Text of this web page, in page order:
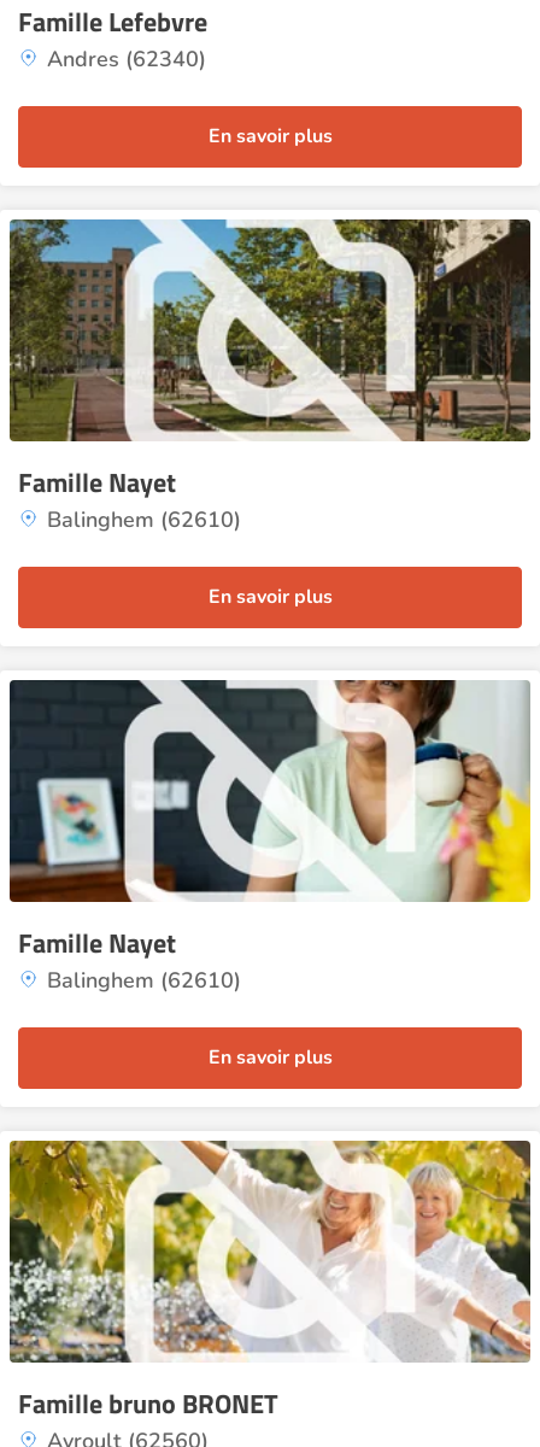
Famille Lefebvre
Andres (62340)
En savoir plus
Famille Nayet
Balinghem (62610)
En savoir plus
Famille Nayet
Balinghem (62610)
En savoir plus
Famille bruno BRONET
Avroult (62560)